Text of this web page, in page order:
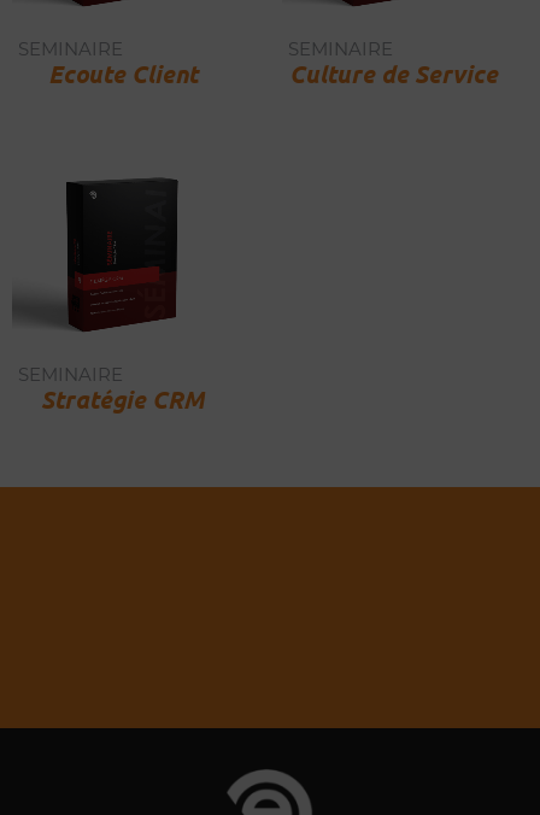
SEMINAIRE
Ecoute Client
SEMINAIRE
Culture de Service
SEMINAIRE
Stratégie CRM
Vous souhaitez un autre produit ou
service ?